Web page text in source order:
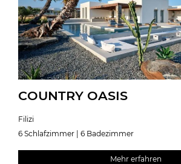
COUNTRY OASIS
Filizi
6 Schlafzimmer | 6 Badezimmer
Mehr erfahren